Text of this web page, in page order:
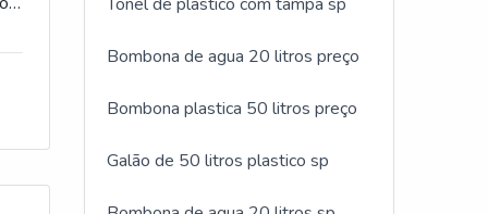
Bombona de agua 20 litros preço
Bombona plastica 50 litros preço
Galão de 50 litros plastico sp